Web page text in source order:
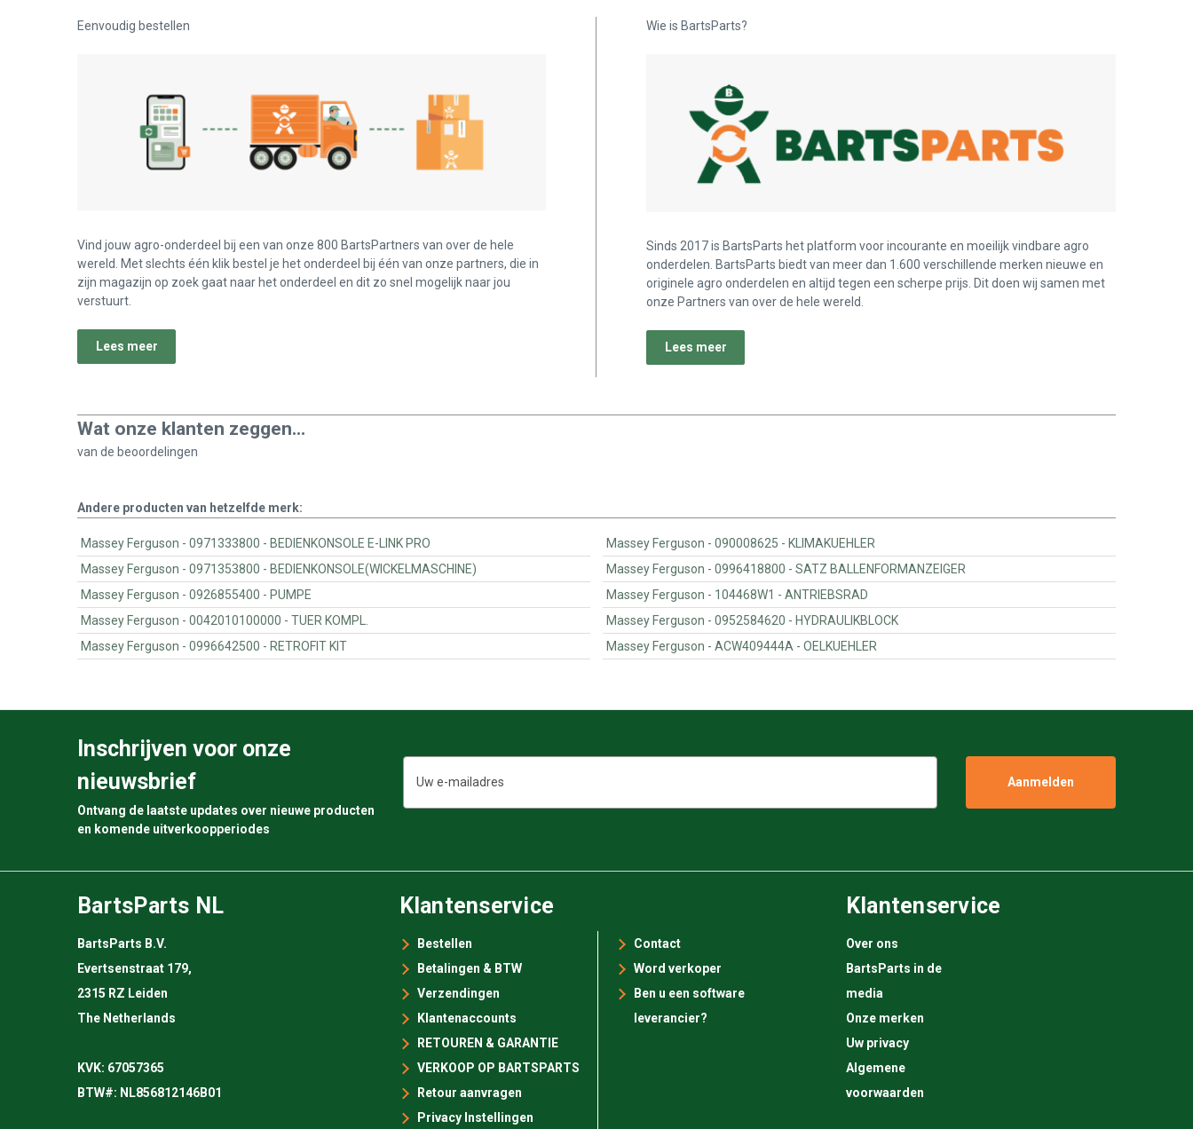
Eenvoudig bestellen
Vind jouw agro-onderdeel bij een van onze 800 BartsPartners van over de hele
wereld. Met slechts één klik bestel je het onderdeel bij één van onze partners, die in
zijn magazijn op zoek gaat naar het onderdeel en dit zo snel mogelijk naar jou
verstuurt.
Lees meer
Wie is BartsParts?
Sinds 2017 is BartsParts het platform voor incourante en moeilijk vindbare agro
onderdelen. BartsParts biedt van meer dan 1.600 verschillende merken nieuwe en
originele agro onderdelen en altijd tegen een scherpe prijs. Dit doen wij samen met
onze Partners van over de hele wereld.
Lees meer
Wat onze klanten zeggen...
van de beoordelingen
Andere producten van hetzelfde merk:
Massey Ferguson - 0971333800 - BEDIENKONSOLE E-LINK PRO
Massey Ferguson - 0971353800 - BEDIENKONSOLE(WICKELMASCHINE)
Massey Ferguson - 0926855400 - PUMPE
Massey Ferguson - 0042010100000 - TUER KOMPL.
Massey Ferguson - 0996642500 - RETROFIT KIT
Massey Ferguson - 090008625 - KLIMAKUEHLER
Massey Ferguson - 0996418800 - SATZ BALLENFORMANZEIGER
Massey Ferguson - 104468W1 - ANTRIEBSRAD
Massey Ferguson - 0952584620 - HYDRAULIKBLOCK
Massey Ferguson - ACW409444A - OELKUEHLER
Inschrijven voor onze
nieuwsbrief
Ontvang de laatste updates over nieuwe producten
en komende uitverkoopperiodes
mailadres
Klantenservice
Bestellen
Betalingen & BTW
Verzendingen
Klantenaccounts
RETOUREN & GARANTIE
VERKOOP OP BARTSPARTS
Retour aanvragen
Privacy Instellingen
Contact
Word verkoper
Ben u een software
leverancier?
Klantenservice
Over ons
BartsParts in de
media
Onze merken
Uw privacy
Algemene
voorwaarden
BartsParts NL
BartsParts B.V.
Evertsenstraat 179,
2315 RZ Leiden
The Netherlands
KVK: 67057365
BTW#: NL856812146B01